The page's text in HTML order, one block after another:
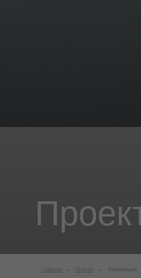
Услуги Коммерция
→ →